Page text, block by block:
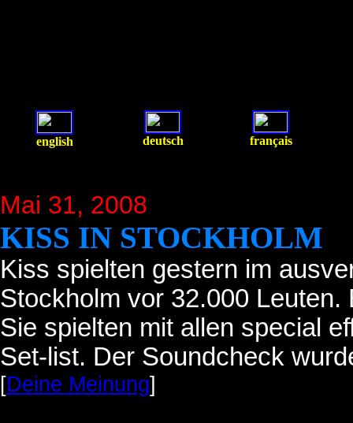
english deutsch français
Mai 31, 2008
KISS IN STOCKHOLM
Kiss spielten gestern im
Stockholm vor 32.000
Sie spielten mit allen special
Set-list. Der Soundcheck
[Deine Meinung]